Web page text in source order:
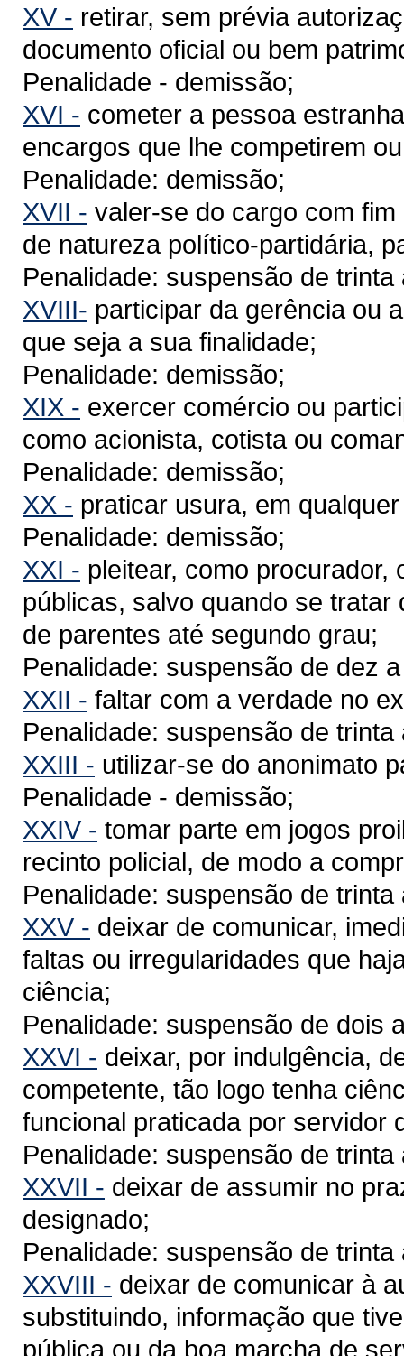
XV - retirar, sem prévia
documento oficial ou bem
Penalidade - demissão;
XVI - cometer a pessoa
encargos que lhe competirem
Penalidade: demissão;
XVII - valer-se do cargo com
de natureza político-partidária,
Penalidade: suspensão de
XVIII- participar da gerência ou
que seja a sua finalidade;
Penalidade: demissão;
XIX - exercer comércio ou
como acionista, cotista ou
Penalidade: demissão;
XX - praticar usura, em
Penalidade: demissão;
XXI - pleitear, como procurador,
públicas, salvo quando se
de parentes até segundo grau;
Penalidade: suspensão de dez
XXII - faltar com a verdade no
Penalidade: suspensão de
XXIII - utilizar-se do anonimato
Penalidade - demissão;
XXIV - tomar parte em jogos
recinto policial, de modo a
Penalidade: suspensão de
XXV - deixar de comunicar,
faltas ou irregularidades que
ciência;
Penalidade: suspensão de dois
XXVI - deixar, por indulgência,
competente, tão logo tenha
funcional praticada por servidor
Penalidade: suspensão de
XXVII - deixar de assumir no
designado;
Penalidade: suspensão de
XXVIII - deixar de comunicar à
substituindo, informação que
pública ou da boa marcha de